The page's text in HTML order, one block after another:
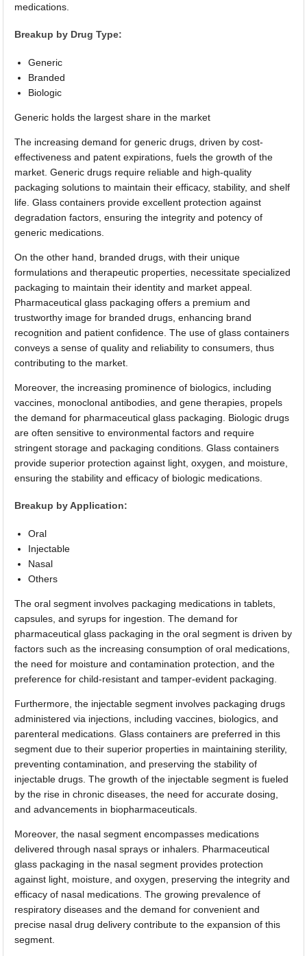
medications.
Breakup by Drug Type:
Generic
Branded
Biologic
Generic holds the largest share in the market
The increasing demand for generic drugs, driven by cost-
effectiveness and patent expirations, fuels the growth of the
market. Generic drugs require reliable and high-quality
packaging solutions to maintain their efficacy, stability, and shelf
life. Glass containers provide excellent protection against
degradation factors, ensuring the integrity and potency of
generic medications.
On the other hand, branded drugs, with their unique
formulations and therapeutic properties, necessitate specialized
packaging to maintain their identity and market appeal.
Pharmaceutical glass packaging offers a premium and
trustworthy image for branded drugs, enhancing brand
recognition and patient confidence. The use of glass containers
conveys a sense of quality and reliability to consumers, thus
contributing to the market.
Moreover, the increasing prominence of biologics, including
vaccines, monoclonal antibodies, and gene therapies, propels
the demand for pharmaceutical glass packaging. Biologic drugs
are often sensitive to environmental factors and require
stringent storage and packaging conditions. Glass containers
provide superior protection against light, oxygen, and moisture,
ensuring the stability and efficacy of biologic medications.
Breakup by Application:
Oral
Injectable
Nasal
Others
The oral segment involves packaging medications in tablets,
capsules, and syrups for ingestion. The demand for
pharmaceutical glass packaging in the oral segment is driven by
factors such as the increasing consumption of oral medications,
the need for moisture and contamination protection, and the
preference for child-resistant and tamper-evident packaging.
Furthermore, the injectable segment involves packaging drugs
administered via injections, including vaccines, biologics, and
parenteral medications. Glass containers are preferred in this
segment due to their superior properties in maintaining sterility,
preventing contamination, and preserving the stability of
injectable drugs. The growth of the injectable segment is fueled
by the rise in chronic diseases, the need for accurate dosing,
and advancements in biopharmaceuticals.
Moreover, the nasal segment encompasses medications
delivered through nasal sprays or inhalers. Pharmaceutical
glass packaging in the nasal segment provides protection
against light, moisture, and oxygen, preserving the integrity and
efficacy of nasal medications. The growing prevalence of
respiratory diseases and the demand for convenient and
precise nasal drug delivery contribute to the expansion of this
segment.